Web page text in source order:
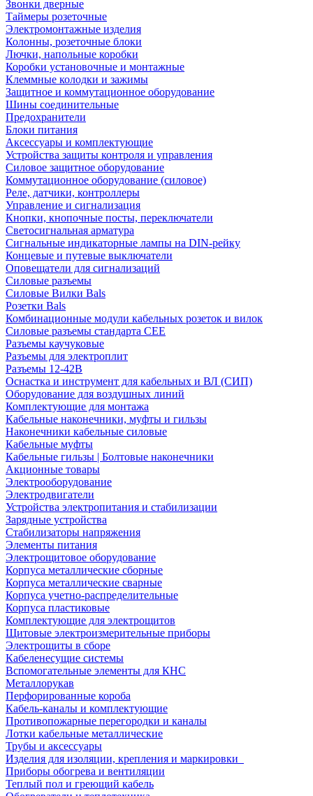
Звонки дверные
Таймеры розеточные
Электромонтажные изделия
Колонны, розеточные блоки
Лючки, напольные коробки
Коробки установочные и монтажные
Клеммные колодки и зажимы
Защитное и коммутационное оборудование
Шины соединительные
Предохранители
Блоки питания
Аксессуары и комплектующие
Устройства защиты контроля и управления
Силовое защитное оборудование
Коммутационное оборудование (силовое)
Реле, датчики, контроллеры
Управление и сигнализация
Кнопки, кнопочные посты, переключатели
Светосигнальная арматура
Сигнальные индикаторные лампы на DIN-рейку
Концевые и путевые выключатели
Оповещатели для сигнализаций
Силовые разъемы
Силовые Вилки Bals
Розетки Bals
Комбинационные модули кабельных розеток и вилок
Силовые разъемы стандарта CEE
Разъемы каучуковые
Разъемы для электроплит
Разъемы 12-42В
Оснастка и инструмент для кабельных и ВЛ (СИП)
Оборудование для воздушных линий
Комплектующие для монтажа
Кабельные наконечники, муфты и гильзы
Наконечники кабельные силовые
Кабельные муфты
Кабельные гильзы | Болтовые наконечники
Акционные товары
Электрооборудование
Электродвигатели
Устройства электропитания и стабилизации
Зарядные устройства
Стабилизаторы напряжения
Элементы питания
Электрощитовое оборудование
Корпуса металлические сборные
Корпуса металлические сварные
Корпуса учетно-распределительные
Корпуса пластиковые
Комплектующие для электрощитов
Щитовые электроизмерительные приборы
Электрощиты в сборе
Кабеленесущие системы
Вспомогательные элементы для КНС
Металлорукав
Перфорированные короба
Кабель-каналы и комплектующие
Противопожарные перегородки и каналы
Лотки кабельные металлические
Трубы и аксессуары
Изделия для изоляции, крепления и маркировки
Приборы обогрева и вентиляции
Теплый пол и греющий кабель